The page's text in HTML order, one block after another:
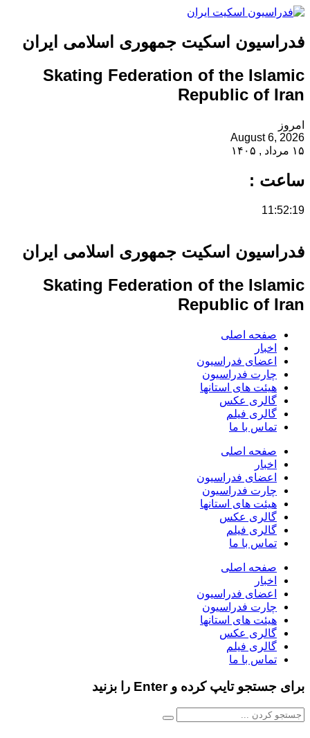
فدراسیون اسکیت جمهوری اسلامی ایران
Skating Federation of the Islamic
Republic of Iran
امروز
August 6, 2026
۱۵ مرداد , ۱۴۰۵
ساعت :
11:52:19
فدراسیون اسکیت جمهوری اسلامی ایران
Skating Federation of the Islamic
Republic of Iran
صفحه اصلی
اخبار
اعضای فدراسیون
چارت فدراسیون
هیئت های استانها
گالری عکس
گالری فیلم
تماس با ما
صفحه اصلی
اخبار
اعضای فدراسیون
چارت فدراسیون
هیئت های استانها
گالری عکس
گالری فیلم
تماس با ما
صفحه اصلی
اخبار
اعضای فدراسیون
چارت فدراسیون
هیئت های استانها
گالری عکس
گالری فیلم
تماس با ما
برای جستجو تایپ کرده و Enter را بزنید